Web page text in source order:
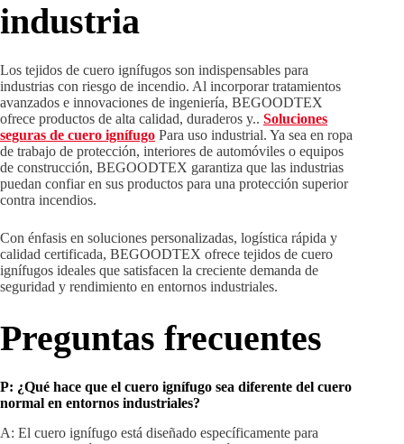
industria
Los tejidos de cuero ignífugos son indispensables para
industrias con riesgo de incendio. Al incorporar tratamientos
avanzados e innovaciones de ingeniería, BEGOODTEX
ofrece productos de alta calidad, duraderos y.. Soluciones
seguras de cuero ignífugo Para uso industrial. Ya sea en ropa
de trabajo de protección, interiores de automóviles o equipos
de construcción, BEGOODTEX garantiza que las industrias
puedan confiar en sus productos para una protección superior
contra incendios.
Con énfasis en soluciones personalizadas, logística rápida y
calidad certificada, BEGOODTEX ofrece tejidos de cuero
ignífugos ideales que satisfacen la creciente demanda de
seguridad y rendimiento en entornos industriales.
Preguntas frecuentes
P: ¿Qué hace que el cuero ignífugo sea diferente del cuero
normal en entornos industriales?
A: El cuero ignífugo está diseñado específicamente para